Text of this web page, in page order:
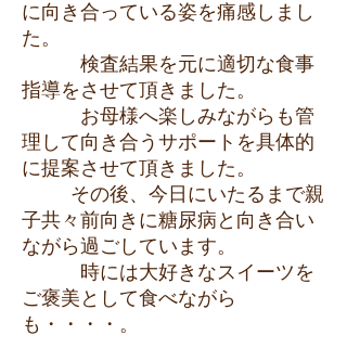
に向き合っている姿を痛感しまし
た。
検査結果を元に適切な食事
指導をさせて頂きました。
お母様へ楽しみながらも管
理して向き合うサポートを具体的
に提案させて頂きました。
その後、今日にいたるまで親
子共々前向きに糖尿病と向き合い
ながら過ごしています。
時には大好きなスイーツを
ご褒美として食べながら
も・・・・。